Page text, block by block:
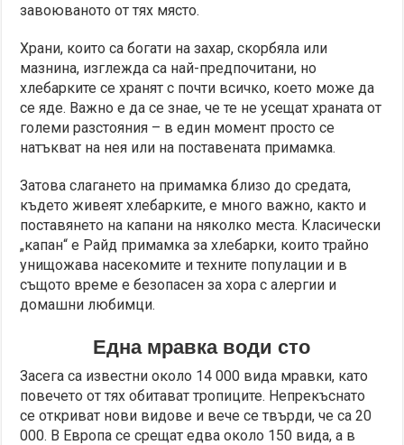
завоюваното от тях място.
Храни, които са богати на захар, скорбяла или
мазнина, изглежда са най-предпочитани, но
хлебарките се хранят с почти всичко, което може да
се яде. Важно е да се знае, че те не усещат храната от
големи разстояния – в един момент просто се
натъкват на нея или на поставената примамка.
Затова слагането на примамка близо до средата,
където живеят хлебарките, е много важно, както и
поставянето на капани на няколко места. Класически
„капан“ е Райд примамка за хлебарки, които трайно
унищожава насекомите и техните популации и в
същото време е безопасен за хора с алергии и
домашни любимци.
Една мравка води сто
Засега са известни около 14 000 вида мравки, като
повечето от тях обитават тропиците. Непрекъснато
се откриват нови видове и вече се твърди, че са 20
000. В Европа се срещат едва около 150 вида, а в